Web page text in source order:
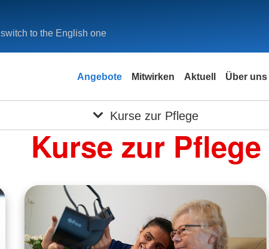
to the English one
Angebote Mitwirken Aktuell Über uns
Kurse zur Pflege
Kurse zur Pflege